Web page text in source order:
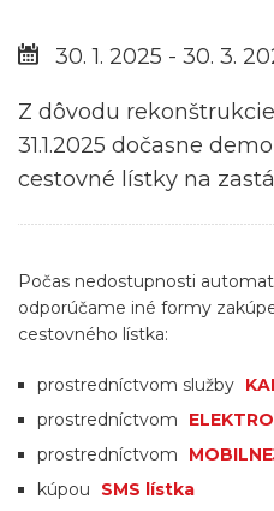
30. 1. 2025 - 30. 3.
Z dôvodu
31.1.2025 dočasne
cestovné lístky na
Počas nedostupnosti
odporúčame iné formy
cestovného lístka:
prostredníctvom služby
prostredníctvom
prostredníctvom
kúpou
SMS lístka